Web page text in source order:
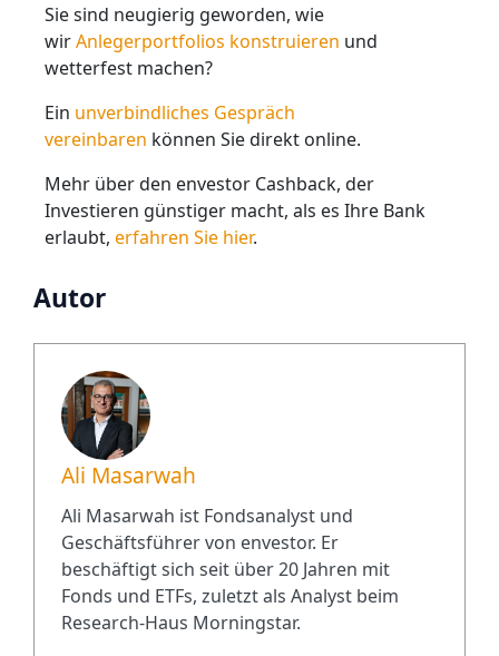
Sie sind neugierig geworden, wie
wirAnlegerportfolios konstruieren und
wetterfest machen?
Ein unverbindliches Gespräch
vereinbaren können Sie direkt online.
Mehr über den envestor Cashback, der
Investieren günstiger macht, als es Ihre Bank
erlaubt, erfahren Sie hier.
Autor
Ali Masarwah
Ali Masarwah ist Fondsanalyst und
Geschäftsführer von envestor. Er
beschäftigt sich seit über 20 Jahren mit
Fonds und ETFs, zuletzt als Analyst beim
Research-Haus Morningstar.